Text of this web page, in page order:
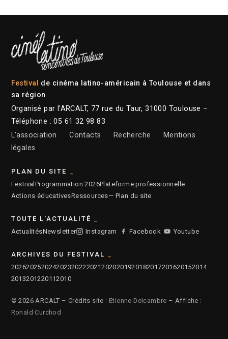
Festival de cinéma latino-américain à Toulouse et dans
sa région
Organisé par l’ARCALT, 77 rue du Taur, 31000 Toulouse –
Téléphone : 05 61 32 98 83
L’association
Contacts Recherche
Mentions
légales
PLAN DU SITE
Festival Programmation 2026Plateforme professionnelle
Actions éducativesRessources— Plan du site
TOUTE L'ACTUALITÉ
ActualitésNewsletter Instagram Facebook Youtube
ARCHIVES DU FESTIVAL
2026202520242023202220212020201920182017201620152014
2013201220112010
© 2026 ARCALT – Crédits site : Etienne Delcambre – Affiche :
Ronald Curchod